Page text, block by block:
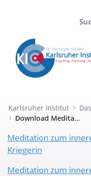
Download
Karlsruher Institut
Download Meditationen
Meditation zum
Kriegerin
Meditation zum